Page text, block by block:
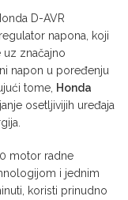
D-AVR
napona, koji
uz značajno
napon u poređenju
tome, Honda
osetljivijih uređaja
motor radne
i jednim
koristi prinudno